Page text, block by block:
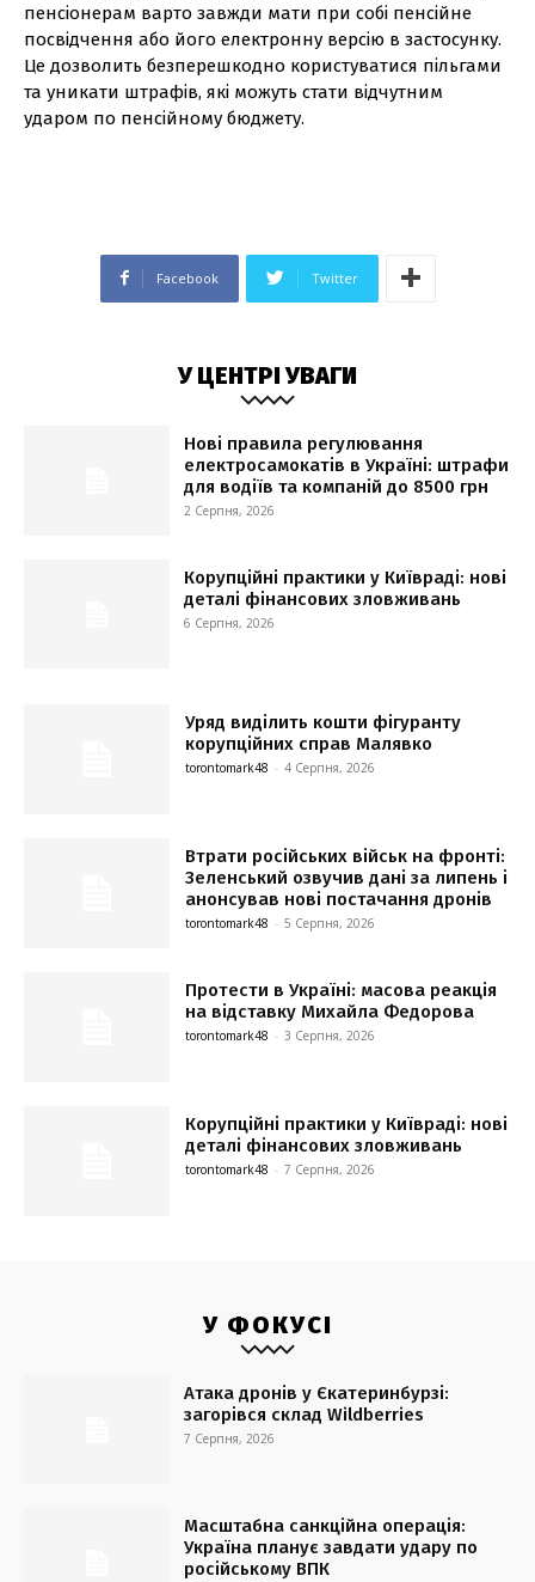
пенсіонерам варто завжди мати при собі пенсійне
посвідчення або його електронну версію в застосунку.
Це дозволить безперешкодно користуватися пільгами
та уникати штрафів, які можуть стати відчутним
ударом по пенсійному бюджету.
Facebook Twitter
У ЦЕНТРІ УВАГИ
Нові правила регулювання
електросамокатів в Україні: штрафи
для водіїв та компаній до 8500 грн
2 Серпня, 2026
Корупційні практики у Київраді: нові
деталі фінансових зловживань
6 Серпня, 2026
Уряд виділить кошти фігуранту
корупційних справ Малявко
torontomark48 - 4 Серпня, 2026
Втрати російських військ на фронті:
Зеленський озвучив дані за липень і
анонсував нові постачання дронів
torontomark48 - 5 Серпня, 2026
Протести в Україні: масова реакція
на відставку Михайла Федорова
torontomark48 - 3 Серпня, 2026
Корупційні практики у Київраді: нові
деталі фінансових зловживань
torontomark48 - 7 Серпня, 2026
У ФОКУСІ
Атака дронів у Єкатеринбурзі:
загорівся склад Wildberries
7 Серпня, 2026
Масштабна санкційна операція:
Україна планує завдати удару по
російському ВПК